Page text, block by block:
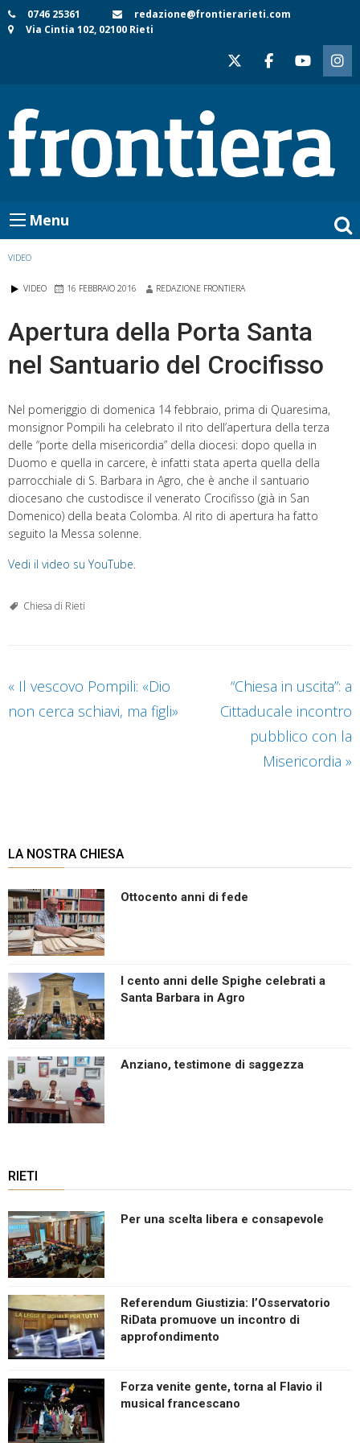
Skip
to
0746 25361
redazione@frontierarieti.com
Via Cintia 102, 02100 Rieti
Menu
VIDEO
VIDEO 16 FEBBRAIO 2016 REDAZIONE FRONTIERA
Apertura della Porta Santa
nel Santuario del Crocifisso
Nel pomeriggio di domenica 14 febbraio, prima di Quaresima,
monsignor Pompili ha celebrato il rito dell’apertura della terza
delle “porte della misericordia” della diocesi: dopo quella in
Duomo e quella in carcere, è infatti stata aperta quella della
parrocchiale di S. Barbara in Agro, che è anche il santuario
diocesano che custodisce il venerato Crocifisso (già in San
Domenico) della beata Colomba. Al rito di apertura ha fatto
seguito la Messa solenne.
Vedi il video su YouTube
Chiesa di Rieti
« Il vescovo Pompili: «Dio
non cerca schiavi, ma figli»
“Chiesa in uscita”: a
Cittaducale incontro
pubblico con la
Misericordia »
LA NOSTRA CHIESA
Ottocento anni di fede
I cento anni delle Spighe celebrati a
Santa Barbara in Agro
Anziano, testimone di saggezza
RIETI
Per una scelta libera e consapevole
Referendum Giustizia: l’Osservatorio
RiData promuove un incontro di
approfondimento
Forza venite gente, torna al Flavio il
musical francescano